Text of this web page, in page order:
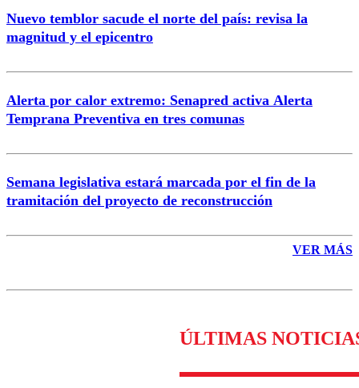
Nuevo temblor sacude el norte del país: revisa la
magnitud y el epicentro
Alerta por calor extremo: Senapred activa Alerta
Temprana Preventiva en tres comunas
Semana legislativa estará marcada por el fin de la
tramitación del proyecto de reconstrucción
VER MÁS
ÚLTIMAS